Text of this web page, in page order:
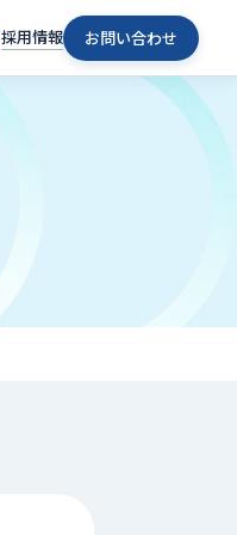
採用情報 お問い合わせ